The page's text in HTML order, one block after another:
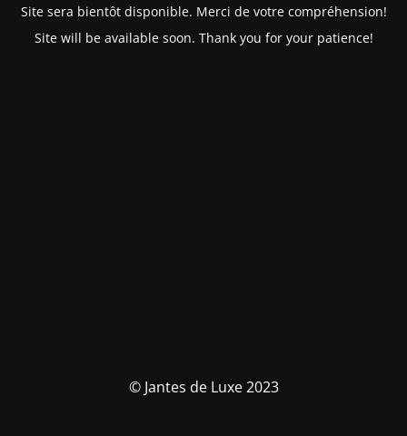
Site sera bientôt disponible. Merci de votre compréhension!
Site will be available soon. Thank you for your patience!
© Jantes de Luxe 2023